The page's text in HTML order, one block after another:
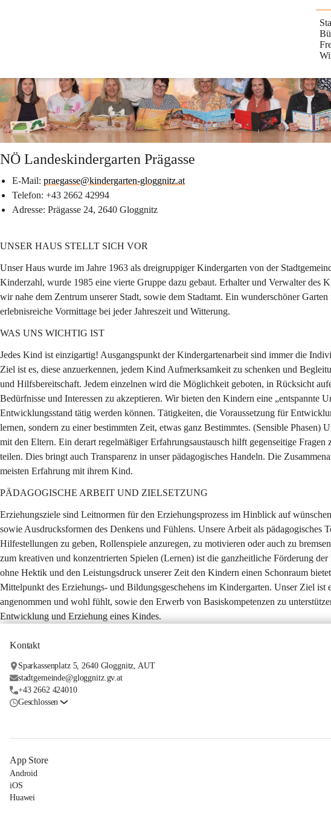
NÖ Landeskindergarten Prägasse
E-Mail: praegasse@kindergarten-gloggnitz.at
Telefon: +43 2662 42994
Adresse: Prägasse 24, 2640 Gloggnitz
UNSER HAUS STELLT SICH VOR
Unser Haus wurde im Jahre 1963 als dreigruppiger Kindergarten von der
Kinderzahl, wurde 1985 eine vierte Gruppe dazu gebaut. Erhalter und Verwalter des
wir nahe dem Zentrum unserer Stadt, sowie dem Stadtamt. Ein wunderschöner
erlebnisreiche Vormittage bei jeder Jahreszeit und Witterung.
WAS UNS WICHTIG IST
Jedes Kind ist einzigartig! Ausgangspunkt der Kindergartenarbeit sind immer die
Ziel ist es, diese anzuerkennen, jedem Kind Aufmerksamkeit zu schenken und
und Hilfsbereitschaft. Jedem einzelnen wird die Möglichkeit geboten, in Rücksicht
Bedürfnisse und Interessen zu akzeptieren. Wir bieten den Kindern eine „entspannte
Entwicklungsstand tätig werden können. Tätigkeiten, die Voraussetzung für
lernen, sondern zu einer bestimmten Zeit, etwas ganz Bestimmtes. (Sensible
mit den Eltern. Ein derart regelmäßiger Erfahrungsaustausch hilft gegenseitige
teilen. Dies bringt auch Transparenz in unser pädagogisches Handeln. Die
meisten Erfahrung mit ihrem Kind.
PÄDAGOGISCHE ARBEIT UND ZIELSETZUNG
Erziehungsziele sind Leitnormen für den Erziehungsprozess im Hinblick auf
sowie Ausdrucksformen des Denkens und Fühlens. Unsere Arbeit als pädagogisches
Hilfestellungen zu geben, Rollenspiele anzuregen, zu motivieren oder auch zu
zum kreativen und konzentrierten Spielen (Lernen) ist die ganzheitliche Förderung
ohne Hektik und den Leistungsdruck unserer Zeit den Kindern einen Schonraum
Mittelpunkt des Erziehungs- und Bildungsgeschehens im Kindergarten. Unser Ziel ist
angenommen und wohl fühlt, sowie den Erwerb von Basiskompetenzen zu
Entwicklung und Erziehung eines Kindes.
Kontakt
Sparkassenplatz 5, 2640 Gloggnitz, AUT
stadtgemeinde@gloggnitz.gv.at
+43 2662 424010
Geschlossen
App Store
Android
iOS
Huawei